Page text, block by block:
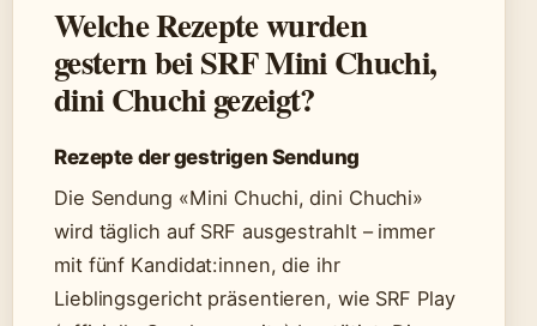
Welche Rezepte wurden
gestern bei SRF Mini Chuchi,
dini Chuchi gezeigt?
Rezepte der gestrigen Sendung
Die Sendung «Mini Chuchi, dini Chuchi»
wird täglich auf SRF ausgestrahlt – immer
mit fünf Kandidat:innen, die ihr
Lieblingsgericht präsentieren, wie SRF Play